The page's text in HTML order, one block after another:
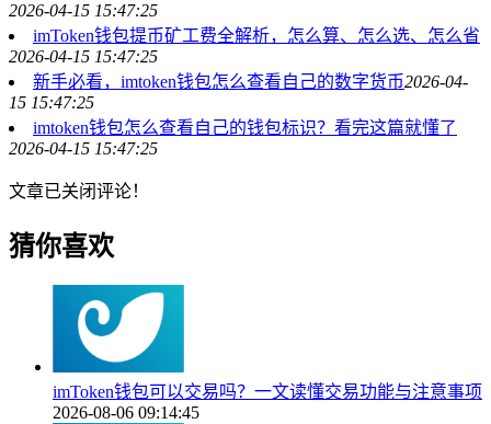
2026-04-15 15:47:25
imToken钱包提币矿工费全解析，怎么算、怎么选、怎么省
2026-04-15 15:47:25
新手必看，imtoken钱包怎么查看自己的数字货币2026-04-
15 15:47:25
imtoken钱包怎么查看自己的钱包标识？看完这篇就懂了
2026-04-15 15:47:25
文章已关闭评论！
猜你喜欢
imToken钱包可以交易吗？一文读懂交易功能与注意事项
2026-08-06 09:14:45